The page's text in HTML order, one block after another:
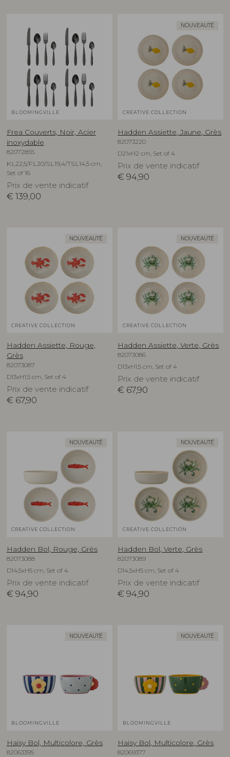
BLOOMINGVILLE
Frea Couverts, Noir, Acier
inoxydable
82072855
K:L22,5/F:L20/S:L19,4/TS:L14,5 cm,
Set of 16
Prix de vente indicatif
€ 139,00
NOUVEAUTÉ
CREATIVE COLLECTION
Hadden Assiette, Jaune, Grès
82073220
D21xH2 cm, Set of 4
Prix de vente indicatif
€ 94,90
NOUVEAUTÉ
CREATIVE COLLECTION
Hadden Assiette, Rouge,
Grès
82073087
D13xH1,5 cm, Set of 4
Prix de vente indicatif
€ 67,90
NOUVEAUTÉ
CREATIVE COLLECTION
Hadden Assiette, Verte, Grès
82073086
D13xH1,5 cm, Set of 4
Prix de vente indicatif
€ 67,90
NOUVEAUTÉ
CREATIVE COLLECTION
Hadden Bol, Rouge, Grès
82073088
D14,5xH5 cm, Set of 4
Prix de vente indicatif
€ 94,90
NOUVEAUTÉ
CREATIVE COLLECTION
Hadden Bol, Verte, Grès
82073089
D14,5xH5 cm, Set of 4
Prix de vente indicatif
€ 94,90
NOUVEAUTÉ
BLOOMINGVILLE
Haisy Bol, Multicolore, Grès
82063395
NOUVEAUTÉ
BLOOMINGVILLE
Haisy Bol, Multicolore, Grès
82069377